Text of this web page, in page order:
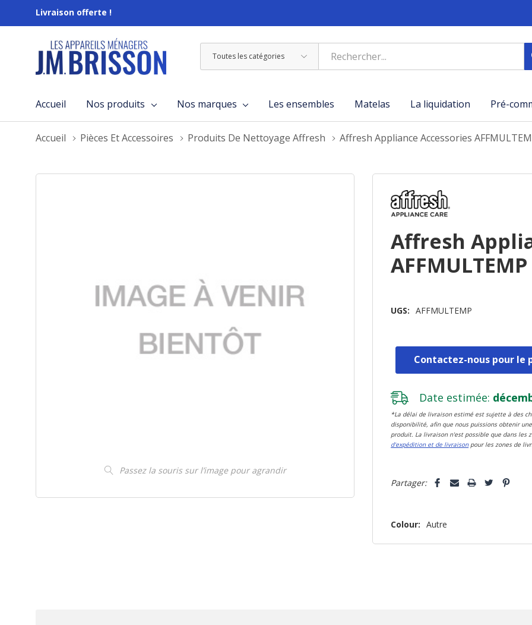
Livraison offerte !
Toutes
les
Rechercher
Accueil Nos produits Nos marques Les ensembles Matelas La liquidation Pré-
Accueil Pièces Et Accessoires Produits De Nettoyage Affresh Affresh Appliance Accessories
Passez la souris sur l’image pour agrandir
Affresh
UGS: AFFMULTEMP
Contactez-nous pour le
Date estimée:
*La délai de livraison estimé est sujette à des
disponibilité, afin que nous puissions obtenir
produit. La livraison n'est possible que dans les
d'expédition et de livraisonpour les zones de
vous!
Partager:
Colour: Autre